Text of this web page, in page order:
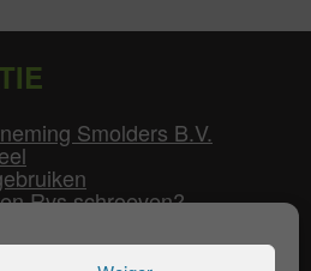
Smolders B.V.
Rvs schroeven?